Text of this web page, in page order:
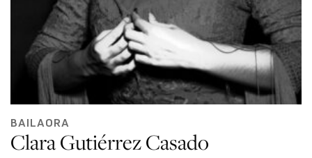
BAILAORA
Clara Gutiérrez Casado